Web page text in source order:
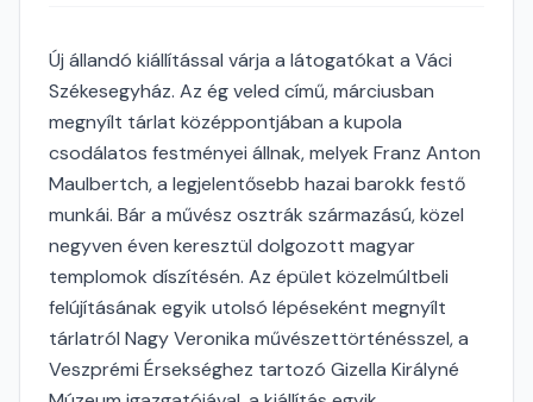
Új állandó kiállítással várja a látogatókat a Váci
Székesegyház. Az ég veled című, márciusban
megnyílt tárlat középpontjában a kupola
csodálatos festményei állnak, melyek Franz Anton
Maulbertch, a legjelentősebb hazai barokk festő
munkái. Bár a művész osztrák származású, közel
negyven éven keresztül dolgozott magyar
templomok díszítésén. Az épület közelmúltbeli
felújításának egyik utolsó lépéseként megnyílt
tárlatról Nagy Veronika művészettörténésszel, a
Veszprémi Érsekséghez tartozó Gizella Királyné